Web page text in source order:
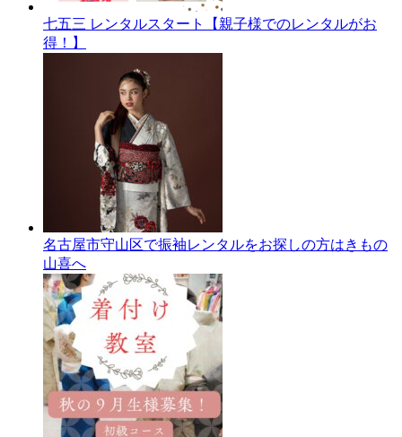
七五三 レンタルスタート【親子様でのレンタルがお
得！】
名古屋市守山区で振袖レンタルをお探しの方はきもの
山喜へ